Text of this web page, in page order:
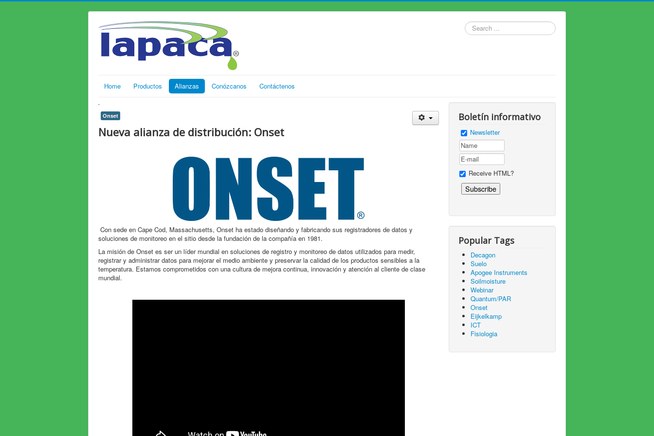
Search
...
Home Productos Alianzas Conózcanos Contáctenos
`
Onset
Nueva alianza de distribución: Onset
Con sede en Cape Cod, Massachusetts, Onset ha estado diseñando y fabricando sus registradores de datos y
soluciones de monitoreo en el sitio desde la fundación de la compañía en 1981.
La misión de Onset es ser un líder mundial en soluciones de registro y monitoreo de datos utilizados para medir,
registrar y administrar datos para mejorar el medio ambiente y preservar la calidad de los productos sensibles a la
temperatura. Estamos comprometidos con una cultura de mejora continua, innovación y atención al cliente de clase
mundial.
Boletín informativo
Newsletter
Receive HTML?
Popular Tags
Decagon
Suelo
Apogee Instruments
Soilmoisture
Webinar
Quantum/PAR
Onset
Eijkelkamp
ICT
Fisiologia